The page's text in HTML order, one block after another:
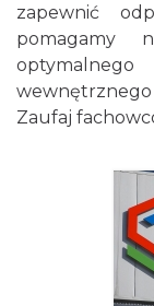
zapewnić
pomagamy
wewnętrznego
Zaufaj